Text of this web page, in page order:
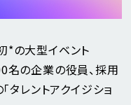
*の大型イベント
の企業の役員、採用
レントアクイジショ